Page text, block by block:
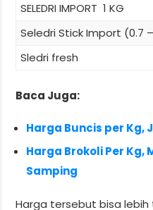
SELEDRI IMPORT 1 KG
Seledri Stick Import (0.7
Sledri fresh
Baca Juga:
Harga Buncis per Kg,
Harga Brokoli Per Kg,
Samping
Harga tersebut bisa